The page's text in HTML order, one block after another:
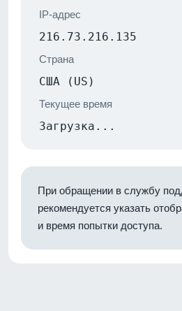
IP-адрес
216.73.216.135
Страна
США (US)
Текущее время
Загрузка...
При обращении в службу
рекомендуется указать
и время попытки доступа.